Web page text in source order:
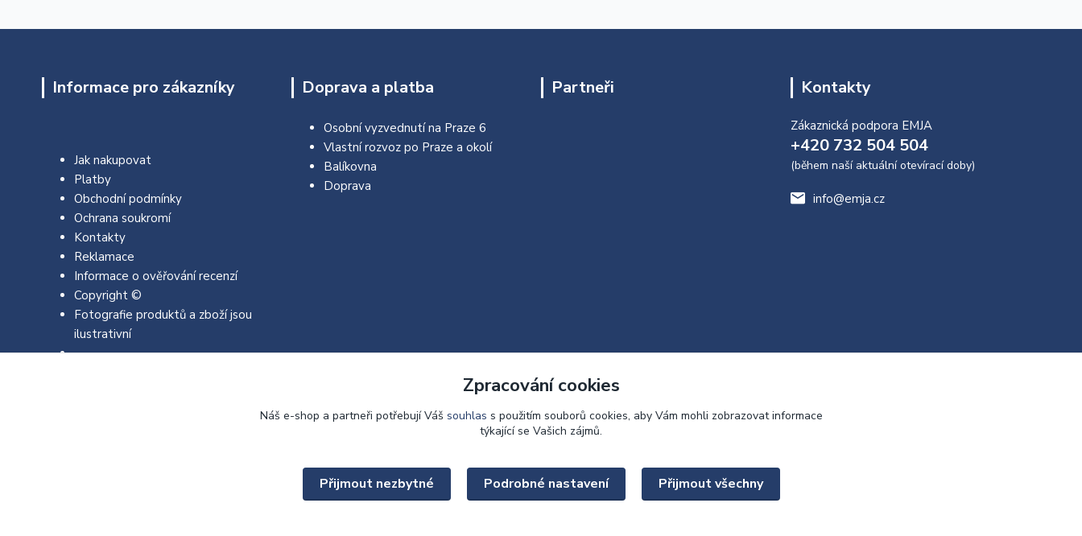
Informace pro zákazníky
Jak nakupovat
Platby
Obchodní podmínky
Ochrana soukromí
Kontakty
Reklamace
Informace o ověřování recenzí
Copyright ©
Fotografie produktů a zboží jsou
ilustrativní
Doprava a platba
Osobní vyzvednutí na Praze 6
Vlastní rozvoz po Praze a okolí
Balíkovna
Doprava
Partneři Kontakty
Zákaznická podpora EMJA
+420 732 504 504
(během naší aktuální otevírací doby)
info@emja.cz
Zpracování cookies
Náš e-shop a partneři potřebují Váš souhlas s použitím souborů cookies, aby Vám mohli zobrazovat informace
týkající se Vašich zájmů.
Přijmout nezbytné Podrobné nastavení Přijmout všechny